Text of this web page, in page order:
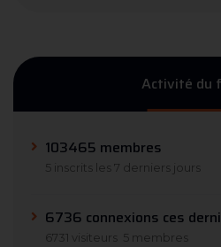
Activité du
103465 membres
5 inscrits les 7 derniers jours
6736 connexions ces
6731 visiteurs 5 membres